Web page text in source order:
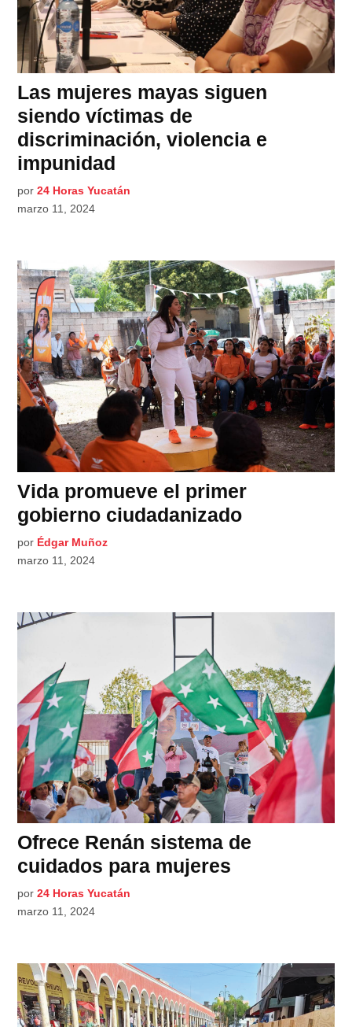
Las mujeres mayas siguen
siendo víctimas de
discriminación, violencia e
impunidad
por 24 Horas Yucatán
marzo 11, 2024
Vida promueve el primer
gobierno ciudadanizado
por Édgar Muñoz
marzo 11, 2024
Ofrece Renán sistema de
cuidados para mujeres
por 24 Horas Yucatán
marzo 11, 2024